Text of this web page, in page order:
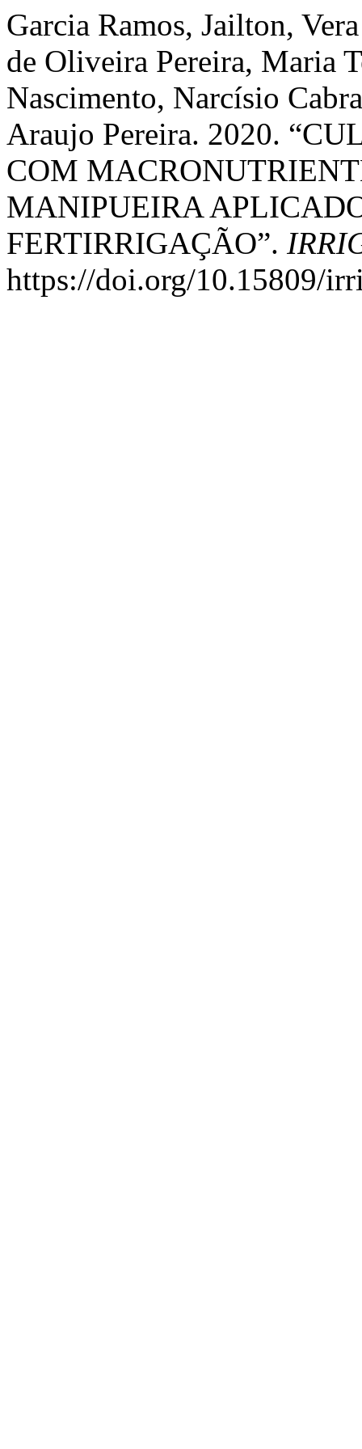
Garcia Ramos, Jailton,
de Oliveira Pereira, Maria
Nascimento, Narcísio
Araujo Pereira. 2020.
COM
MANIPUEIRA
FERTIRRIGAÇÃO”.
https://doi.org/10.15809/